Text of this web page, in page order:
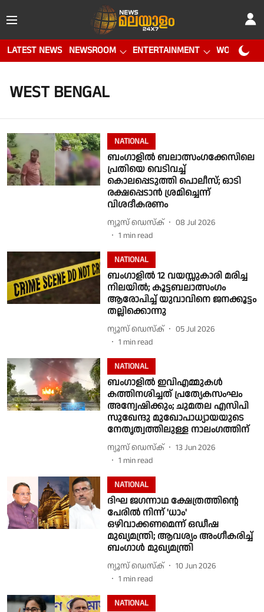
LATEST NEWS NEWSROOM ENTERTAINMENT WORLD CUP
WEST BENGAL
NATIONAL
ബംഗാളിൽ ബലാത്സംഗക്കേസിലെ
പ്രതിയെ വെടിവച്ച്
കൊലപ്പെടുത്തി പൊലീസ്; ഓടി
രക്ഷപ്പെടാൻ ശ്രമിച്ചെന്ന്
വിശദീകരണം
ന്യൂസ് ഡെസ്ക്
08 Jul 2026
1 min read
NATIONAL
ബംഗാളില്‍ 12 വയസ്സുകാരി മരിച്ച
നിലയില്‍; കൂട്ടബലാത്സംഗം
ആരോപിച്ച് യുവാവിനെ ജനക്കൂട്ടം
തല്ലിക്കൊന്നു
ന്യൂസ് ഡെസ്ക്
05 Jul 2026
1 min read
NATIONAL
ബംഗാളിൽ ഇവിഎമ്മുകൾ
കത്തിനശിച്ചത് പ്രത്യേകസംഘം
അന്വേഷിക്കും; ചുമതല എസിപി
സുഖേന്ദു മുഖോപാധ്യായയുടെ
നേതൃത്വത്തിലുള്ള നാലംഗത്തിന്
ന്യൂസ് ഡെസ്ക്
13 Jun 2026
1 min read
NATIONAL
ദിഘ ജഗന്നാഥ ക്ഷേത്രത്തിൻ്റെ
പേരിൽ നിന്ന് 'ധാം'
ഒഴിവാക്കണമെന്ന് ഒഡീഷ
മുഖ്യമന്ത്രി; ആവശ്യം അംഗീകരിച്ച്
ബംഗാൾ മുഖ്യമന്ത്രി
ന്യൂസ് ഡെസ്ക്
10 Jun 2026
1 min read
NATIONAL